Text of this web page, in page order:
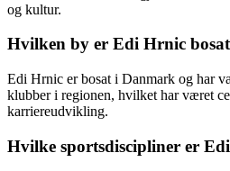
og kultur.
Hvilken by er Edi Hrnic
Edi Hrnic er bosat i Danmark og har
klubber i regionen, hvilket har været
karriereudvikling.
Hvilke sportsdiscipliner er